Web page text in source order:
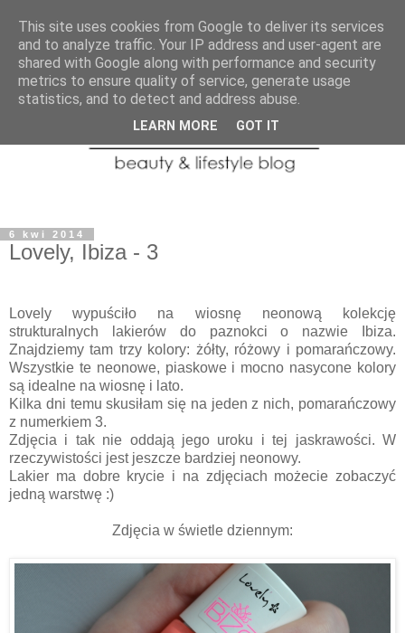
6 kwi 2014
Lovely, Ibiza - 3
Lovely wypuściło na wiosnę neonową kolekcję
strukturalnych lakierów do paznokci o nazwie Ibiza.
Znajdziemy tam trzy kolory: żółty, różowy i pomarańczowy.
Wszystkie te neonowe, piaskowe i mocno nasycone kolory
są idealne na wiosnę i lato.
Kilka dni temu skusiłam się na jeden z nich, pomarańczowy
z numerkiem 3.
Zdjęcia i tak nie oddają jego uroku i tej jaskrawości. W
rzeczywistości jest jeszcze bardziej neonowy.
Lakier ma dobre krycie i na zdjęciach możecie zobaczyć
jedną warstwę :)
Zdjęcia w świetle dziennym:
This site uses cookies from Google to deliver its services
and to analyze traffic. Your IP address and user-agent are
shared with Google along with performance and security
metrics to ensure quality of service, generate usage
statistics, and to detect and address abuse.
LEARN MORE GOT IT